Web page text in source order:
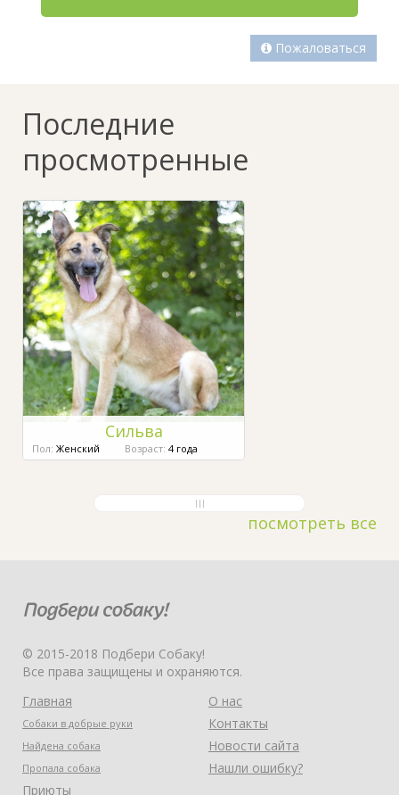
Пожаловаться
Последние
просмотренные
Сильва
Пол: Женский Возраст: 4 года
посмотреть все
© 2015-2018 Подбери Собаку!
Все права защищены и охраняются.
Главная
Собаки в добрые руки
Найдена собака
Пропала собака
Приюты
О нас
Контакты
Новости сайта
Нашли ошибку?